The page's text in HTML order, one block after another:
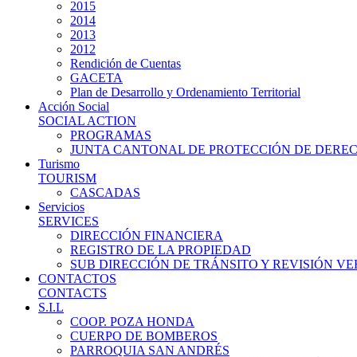
2015
2014
2013
2012
Rendición de Cuentas
GACETA
Plan de Desarrollo y Ordenamiento Territorial
Acción Social
SOCIAL ACTION
PROGRAMAS
JUNTA CANTONAL DE PROTECCIÓN DE
Turismo
TOURISM
CASCADAS
Servicios
SERVICES
DIRECCIÓN FINANCIERA
REGISTRO DE LA PROPIEDAD
SUB DIRECCIÓN DE TRÁNSITO Y REVISIÓN
CONTACTOS
CONTACTS
S.I.L
COOP. POZA HONDA
CUERPO DE BOMBEROS
PARROQUIA SAN ANDRÉS